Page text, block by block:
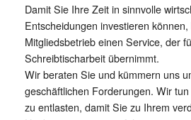
Damit Sie Ihre Zeit in sinnvolle
Entscheidungen investieren
Mitgliedsbetrieb einen Service, der
Schreibtischarbeit übernimmt.
Wir beraten Sie und kümmern uns
geschäftlichen Forderungen. Wir
zu entlasten, damit Sie zu Ihrem